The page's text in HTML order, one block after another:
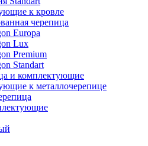
к кровле
черепица
Europa
Lux
Premium
Standart
и комплектующие
к металлочерепице